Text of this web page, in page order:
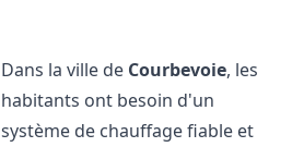
Dans la ville de Courbevoie, les
habitants ont besoin d'un
système de chauffage fiable et